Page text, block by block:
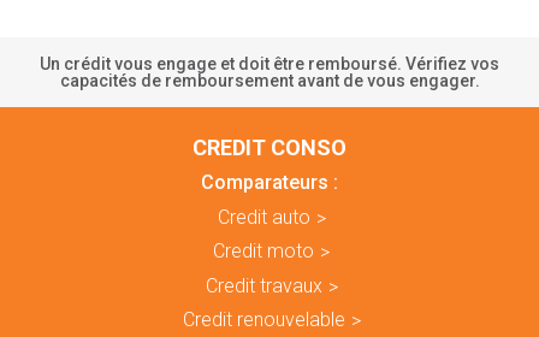
Un crédit vous engage et doit être remboursé. Vérifiez vos
capacités de remboursement avant de vous engager.
CREDIT CONSO
Comparateurs :
Credit auto
Credit moto
Credit travaux
Credit renouvelable